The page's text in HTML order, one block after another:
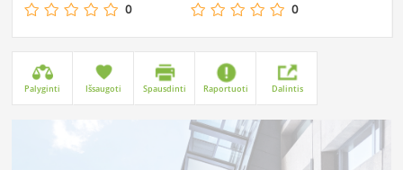
0
0
Palyginti Išsaugoti Spausdinti Raportuoti Dalintis